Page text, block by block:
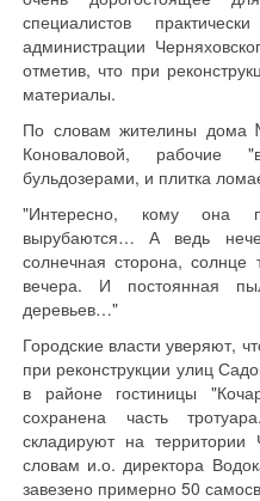
специалистов
администрации
отметив, что при
материалы.
По словам жителины
Коноваловой, рабочие
бульдозерами, и плитка
"Интересно, кому она
вырубаются… А ведь
солнечная сторона,
вечера. И постоянная
деревьев…"
Городские власти уверяют,
при реконструкции улиц
в районе гостиницы
сохранена часть
складируют на территории
словам и.о. директора
завезено примерно 50